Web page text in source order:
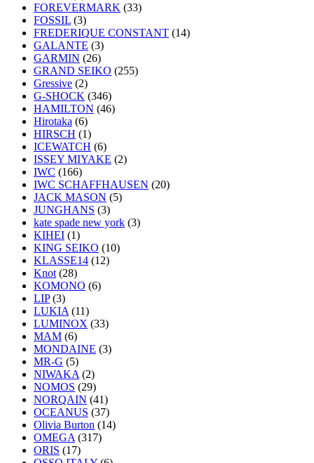
FOREVERMARK (33)
FOSSIL (3)
FREDERIQUE CONSTANT (14)
GALANTE (3)
GARMIN (26)
GRAND SEIKO (255)
Gressive (2)
G-SHOCK (346)
HAMILTON (46)
Hirotaka (6)
HIRSCH (1)
ICEWATCH (6)
ISSEY MIYAKE (2)
IWC (166)
IWC SCHAFFHAUSEN (20)
JACK MASON (5)
JUNGHANS (3)
kate spade new york (3)
KIHEI (1)
KING SEIKO (10)
KLASSE14 (12)
Knot (28)
KOMONO (6)
LIP(3)
LUKIA (11)
LUMINOX (33)
MAM (6)
MONDAINE (3)
MR-G (5)
NIWAKA (2)
NOMOS (29)
NORQAIN (41)
OCEANUS (37)
Olivia Burton (14)
OMEGA (317)
ORIS (17)